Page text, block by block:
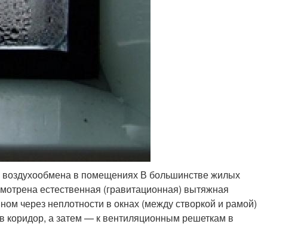
воздухообмена в помещениях В большинстве жилых
естественная (гравитационная) вытяжная
через неплотности в окнах (между створкой и рамой)
коридор, а затем — к вентиляционным решеткам в